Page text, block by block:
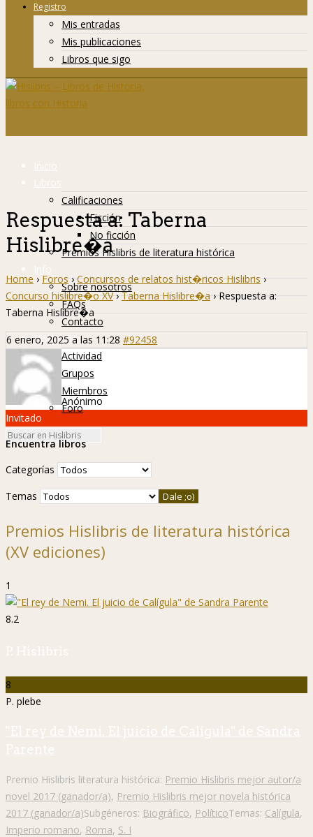
Registro
Mis entradas
Mis publicaciones
Libros que sigo
Inicio
Libros
Calificaciones
Ficción
No ficción
Premios Hislibris de literatura histórica
Info
Sobre nosotros
FAQs
Contacto
Hislibreños
Actividad
Grupos
Miembros
Foro
Respuesta a: Taberna
Hislibre�a
Home › Foros › Concursos de relatos hist�ricos Hislibris ›
Concurso hislibre�o XV › Taberna Hislibre�a › Respuesta a:
Taberna Hislibre�a
6 enero, 2025 a las 11:28 #92458
Anónimo
Invitado
Encuentra libros
Categorías
Temas
Premios Hislibris de literatura histórica
(XV ediciones)
1
8.2
P. Hislibris
8
P. plebe
"El rey de Nemi. El juicio de Calígula" de Sandra
Parente
Premio Hislibris literatura histórica: Premio Hislibris mejor autor/a
novel 2017 (ganador/a), Premio Hislibris mejor novela histórica
2017 (ganador/a)Subgéneros: Biográfico, PolíticoTemas: Calígula,
Imperio romano, Roma, S. I